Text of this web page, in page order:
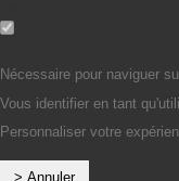
Nécessaire pour naviguer
Vous identifier en tant
Personnaliser votre
> Annuler